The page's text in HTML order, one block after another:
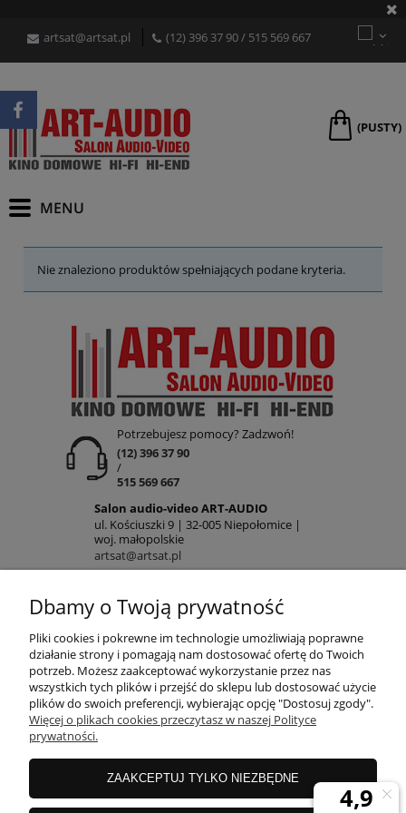
artsat@artsat.pl (12) 396 37 90/ 515 569 667
(PUSTY)
Nie znaleziono produktów spełniających podane kryteria.
Potrzebujesz pomocy? Zadzwoń!
(12) 396 37 90
/
515 569 667
Salon audio-video ART-AUDIO
ul. Kościuszki 9 | 32-005 Niepołomice |
woj. małopolskie
artsat@artsat.pl
NIP: 6782225502 | REGON: 120645712
POMOC
MOJE KONTO
PŁATNOŚCI
Dbamy o Twoją prywatność
Pliki cookies i pokrewne im technologie umożliwiają poprawne
działanie strony i pomagają nam dostosować ofertę do Twoich
potrzeb. Możesz zaakceptować wykorzystanie przez nas
wszystkich tych plików i przejść do sklepu lub dostosować użycie
plików do swoich preferencji, wybierając opcję "Dostosuj zgody".
Więcej o plikach cookies przeczytasz w naszej Polityce
prywatności.
ZAAKCEPTUJ TYLKO NIEZBĘDNE